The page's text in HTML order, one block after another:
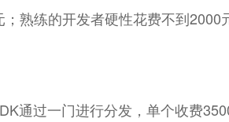
熟练的开发者硬性花费不到2000元
通过一门进行分发，单个收费